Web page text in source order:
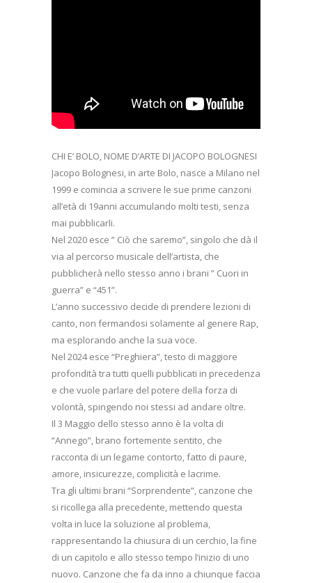
CHI E’ BOLO, NOME D’ARTE DI JACOPO BOLOGNESI
Jacopo Bolognesi, in arte Bolo, nasce a Milano nel
1999 e comincia a scrivere le sue prime canzoni
all’età di 19anni accumulando molti testi, senza
mai pubblicarli.
Nel 2020 esce ” Ciò che saremo”, singolo che dà il
via al percorso musicale dell’artista, che
pubblicherà nello stesso anno i brani ” Cuori in
guerra” e “451”.
L’anno successivo decide di prendere lezioni di
canto, non fermandosi solamente al genere Rap,
ma esplorando anche la sua voce.
Nel 2024 esce “Preghiera”, testo di maggiore
profondità tra tutti quelli pubblicati in precedenza
e che vuole parlare del potere della forza di
volontà, spingendo noi stessi ad andare oltre.
Il 3 Maggio dello stesso anno è la volta di
“Annego”, brano fortemente sentito, che
racconta di un legame contorto, fatto di paure,
amore, insicurezze, complicità e lacrime.
Tra gli ultimi brani “Sorprendente”, canzone che
si ricollega alla precedente, mettendo questa
volta in luce la soluzione al problema,
rappresentando la chiusura di un cerchio, la fine
di un capitolo e allo stesso tempo l’inizio di uno
nuovo. Canzone che fa da inno a chiunque faccia